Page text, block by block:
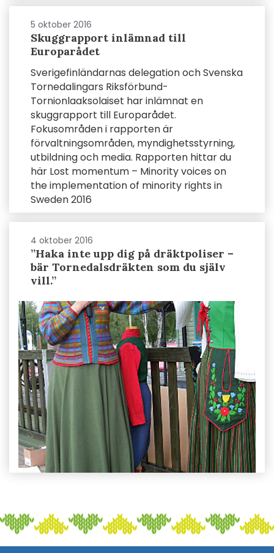
5 oktober 2016
Skuggrapport inlämnad till
Europarådet
Sverigefinländarnas delegation och Svenska
Tornedalingars Riksförbund-
Tornionlaaksolaiset har inlämnat en
skuggrapport till Europarådet.
Fokusområden i rapporten är
förvaltningsområden, myndighetsstyrning,
utbildning och media. Rapporten hittar du
här Lost momentum – Minority voices on
the implementation of minority rights in
Sweden 2016
4 oktober 2016
”Haka inte upp dig på dräktpoliser –
bär Tornedalsdräkten som du själv
vill.”